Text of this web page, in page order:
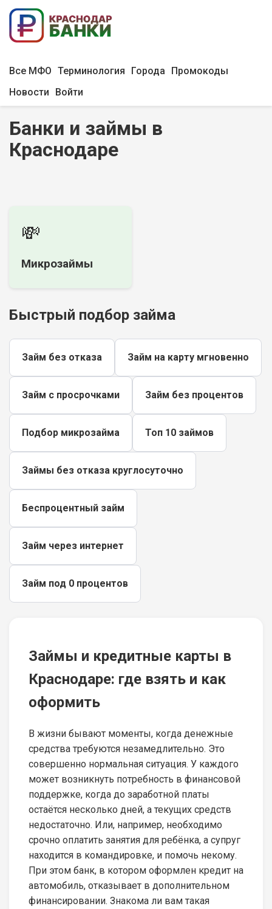
Все МФО Терминология Города
Промокоды
Новости
Войти
Банки и займы в
Краснодаре
💸
Микрозаймы
Быстрый подбор займа
Займ без отказа Займ на карту мгновенно
Займ с просрочками Займ без процентов
Подбор микрозайма Топ 10 займов
Займы без отказа круглосуточно
Беспроцентный займ
Займ через интернет
Займ под 0 процентов
Займы и кредитные карты в
Краснодаре: где взять и как
оформить
В жизни бывают моменты, когда денежные
средства требуются незамедлительно. Это
совершенно нормальная ситуация. У каждого
может возникнуть потребность в финансовой
поддержке, когда до заработной платы
остаётся несколько дней, а текущих средств
недостаточно. Или, например, необходимо
срочно оплатить занятия для ребёнка, а супруг
находится в командировке, и помочь некому.
При этом банк, в котором оформлен кредит на
автомобиль, отказывает в дополнительном
финансировании. Знакома ли вам такая